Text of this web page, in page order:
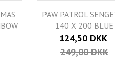
PAW PATROL
140 X 200 BLUE
124,50 DKK
249,00 DKK